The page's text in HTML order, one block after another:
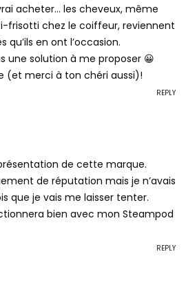
acheter… les cheveux, même
frisotti chez le coiffeur, reviennent
qu’ils en ont l’occasion.
une solution à me proposer 😀
(et merci à ton chéri aussi)!
REPLY
de cette marque.
de réputation mais je n’avais
que je vais me laisser tenter.
bien avec mon Steampod
REPLY